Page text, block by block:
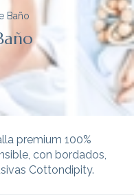
Baño
premium 100%
con bordados,
Cottondipity.